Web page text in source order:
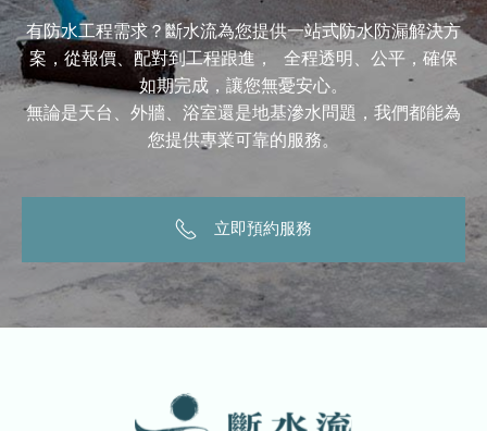
有防水工程需求？斷水流為您提供一站式防水防漏解決方
案，從報價、配對到工程跟進， 全程透明、公平，確保
如期完成，讓您無憂安心。
無論是天台、外牆、浴室還是地基滲水問題，我們都能為
您提供專業可靠的服務。
立即預約服務